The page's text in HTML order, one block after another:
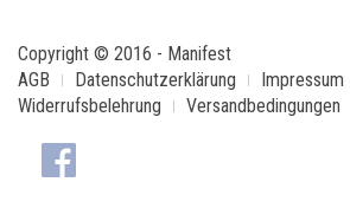
Copyright © 2016 - Manifest
AGB
Datenschutzerklärung Impressum
Widerrufsbelehrung
Versandbedingungen